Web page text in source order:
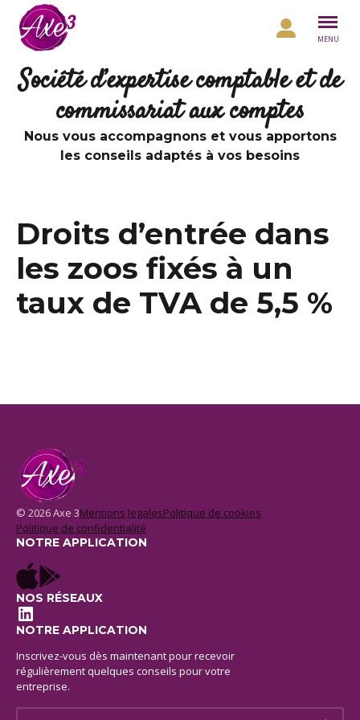
Aller au contenu
MENU
Société d’expertise comptable et de
commissariat aux comptes
Nous vous accompagnons et vous apportons
les conseils adaptés à vos besoins
Droits d’entrée dans
les zoos fixés à un
taux de TVA de 5,5 %
© 2026 Axe 3Mentions legalesPolitique de cookies
Politique de confidentialité
NOTRE APPLICATION
NOS RÉSEAUX
LinkedIn
NOTRE APPLICATION
Inscrivez-vous dès maintenant pour recevoir
régulièrement quelques conseils pour votre
entreprise.